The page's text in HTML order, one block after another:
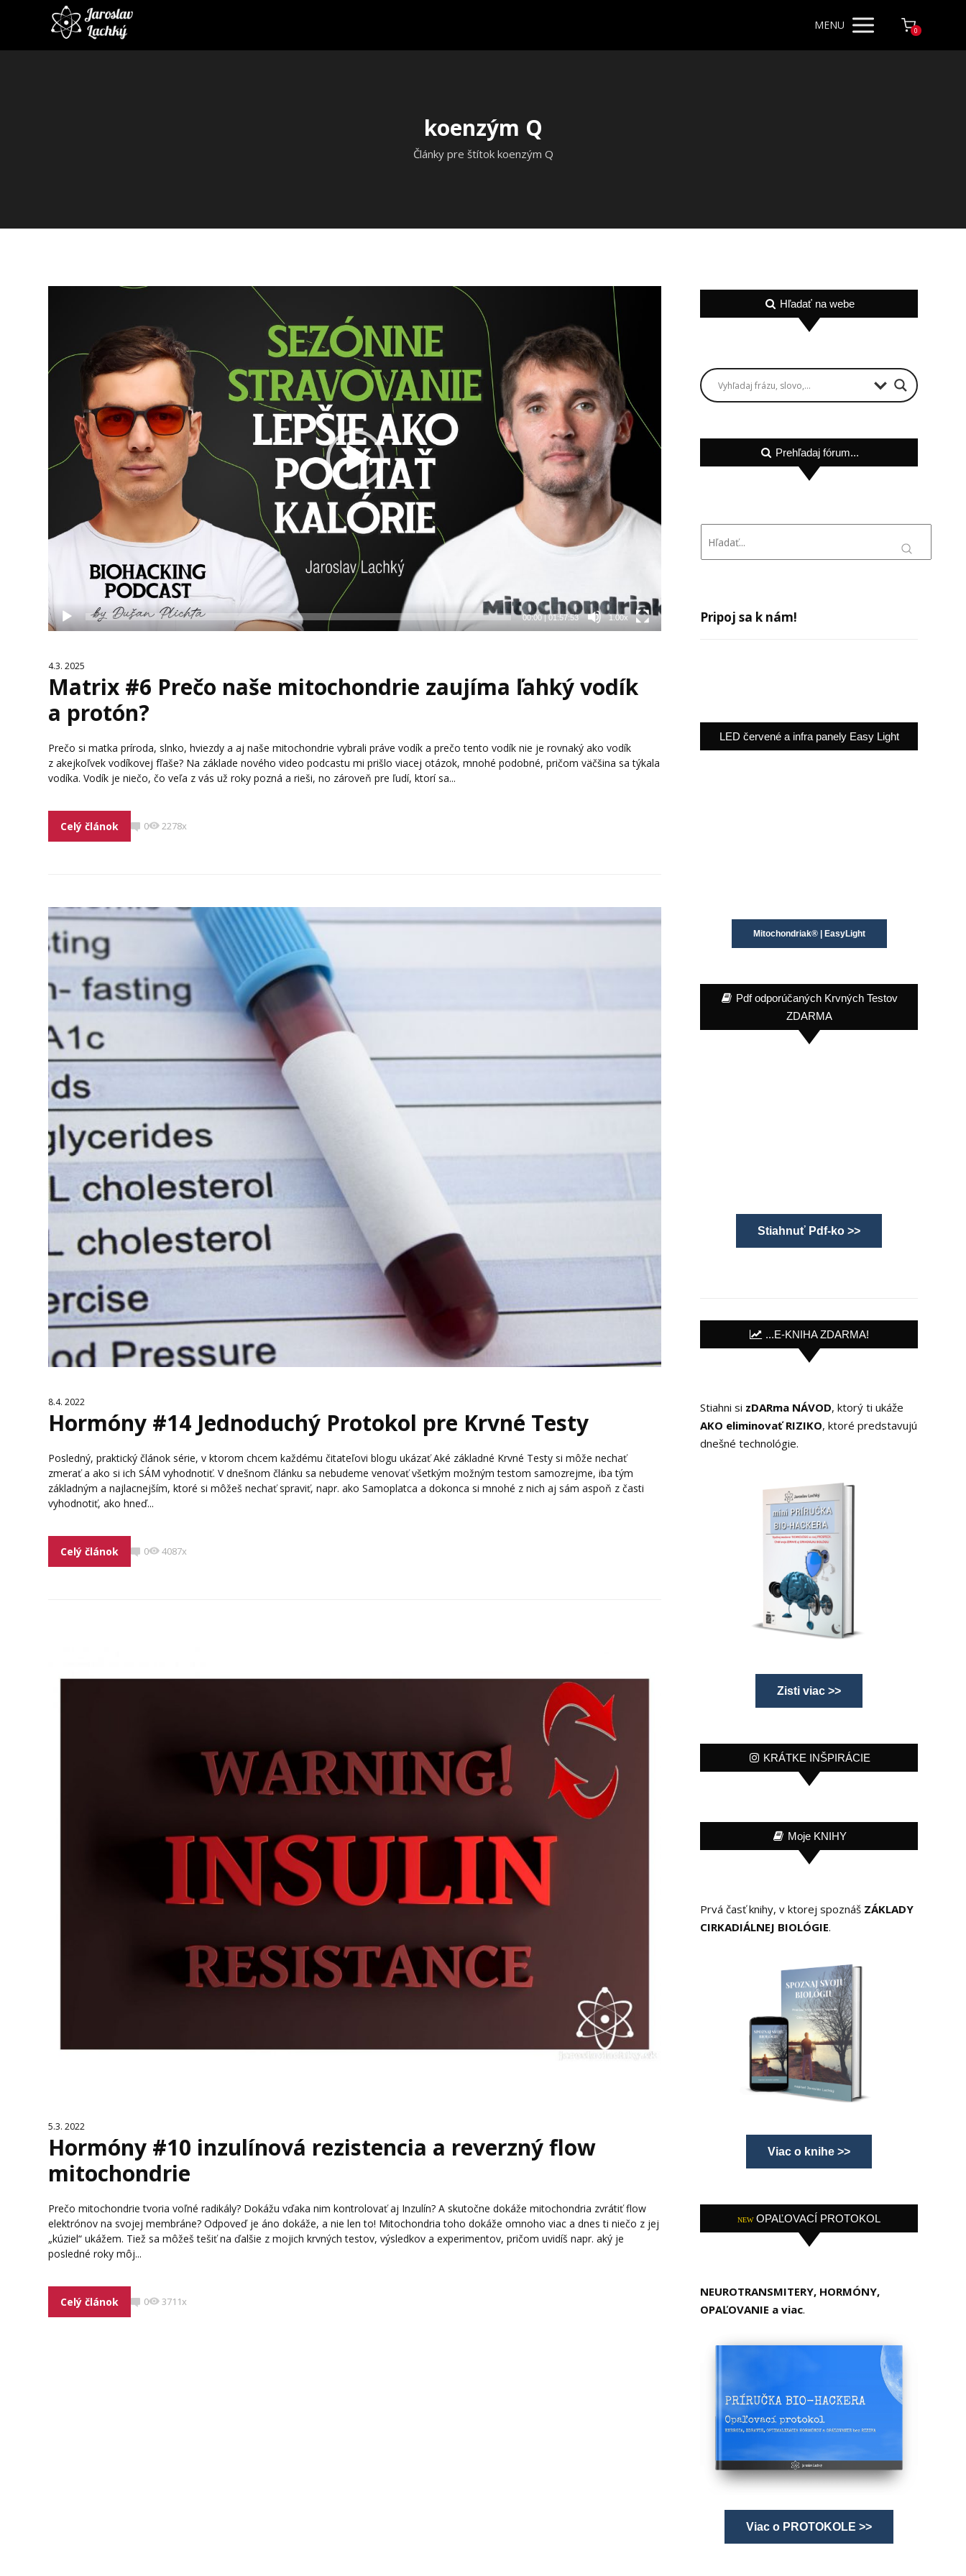
MENU 0
koenzým Q
Články pre štítok koenzým Q
00:00|01:57:53 1.00x
4.3. 2025
Matrix #6 Prečo naše mitochondrie zaujíma ľahký vodík
a protón?
Prečo si matka príroda, slnko, hviezdy a aj naše mitochondrie vybrali práve vodík a prečo tento vodík nie je rovnaký ako vodík
z akejkoľvek vodíkovej fľaše? Na základe nového video podcastu mi prišlo viacej otázok, mnohé podobné, pričom väčšina sa týkala
vodíka. Vodík je niečo, čo veľa z vás už roky pozná a rieši, no zároveň pre ľudí, ktorí sa...
Celý článok 0 2278x
8.4. 2022
Hormóny #14 Jednoduchý Protokol pre Krvné Testy
Posledný, praktický článok série, v ktorom chcem každému čitateľovi blogu ukázať Aké základné Krvné Testy si môže nechať
zmerať a ako si ich SÁM vyhodnotiť. V dnešnom článku sa nebudeme venovať všetkým možným testom samozrejme, iba tým
základným a najlacnejším, ktoré si môžeš nechať spraviť, napr. ako Samoplatca a dokonca si mnohé z nich aj sám aspoň z časti
vyhodnotiť, ako hneď...
Celý článok 0 4087x
5.3. 2022
Hormóny #10 inzulínová rezistencia a reverzný flow
mitochondrie
Prečo mitochondrie tvoria voľné radikály? Dokážu vďaka nim kontrolovať aj Inzulín? A skutočne dokáže mitochondria zvrátiť flow
elektrónov na svojej membráne? Odpoveď je áno dokáže, a nie len to! Mitochondria toho dokáže omnoho viac a dnes ti niečo z jej
„kúziel“ ukážem. Tiež sa môžeš tešiť na ďalšie z mojich krvných testov, výsledkov a experimentov, pričom uvidíš napr. aký je
posledné roky môj...
Celý článok 0 3711x
Hľadať na webe
Prehľadaj fórum...
Pripoj sa k nám!
LED červené a infra panely Easy Light
Mitochondriak® | EasyLight
Pdf odporúčaných Krvných Testov
ZDARMA
Stiahnuť Pdf-ko >>
...E-KNIHA ZDARMA!
Stiahni si zDARma NÁVOD, ktorý ti ukáže
AKO eliminovať RIZIKO, ktoré predstavujú
dnešné technológie.
Zisti viac >>
KRÁTKE INŠPIRÁCIE
Moje KNIHY
Prvá časť knihy, v ktorej spoznáš ZÁKLADY
CIRKADIÁLNEJ BIOLÓGIE.
Viac o knihe >>
NEW OPAĽOVACÍ PROTOKOL
NEUROTRANSMITERY, HORMÓNY,
OPAĽOVANIE a viac.
Viac o PROTOKOLE >>